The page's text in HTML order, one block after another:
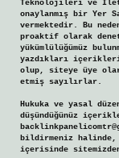
Teknolojileri ve
onaylanmış bir Yer
vermektedir. Bu
proaktif olarak
yükümlülüğümüz
yazdıkları
olup, siteye üye
etmiş sayılırlar.
Hukuka ve yasal
düşündüğünüz
bildirmeniz
içerisinde